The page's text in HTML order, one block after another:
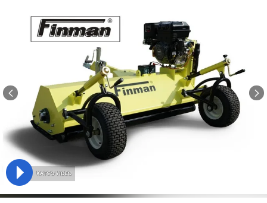
KATSO VIDEO